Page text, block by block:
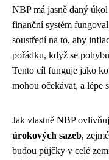
NBP má jasně daný
finanční systém
soustředí na to, aby
pořádku, když se
Tento cíl funguje jako
mohou očekávat, a lépe
Jak vlastně NBP
úrokových sazeb,
budou půjčky v celé